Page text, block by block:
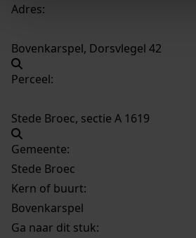
Adres:
Bovenkarspel, Dorsvlegel 42
Perceel:
Stede Broec, sectie A 1619
Gemeente:
Stede Broec
Kern of buurt:
Bovenkarspel
Ga naar dit stuk: